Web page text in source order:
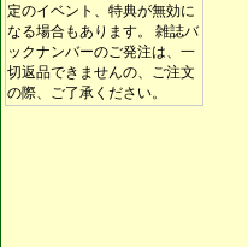
定のイベント、特典が無効に
なる場合もあります。 雑誌バ
ックナンバーのご発注は、一
切返品できませんの、ご注文
の際、ご了承ください。